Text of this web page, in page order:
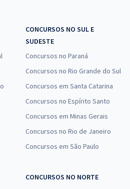
CONCURSOS NO SUL E
SUDESTE
Concursos no Paraná
Concursos no Rio Grande do Sul
Concursos em Santa Catarina
Concursos no Espírito Santo
Concursos em Minas Gerais
Concursos no Rio de Janeiro
Concursos em São Paulo
CONCURSOS NO NORTE